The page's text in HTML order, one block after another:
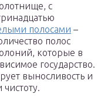
с
полосами –
полос
которые в
государство.
выносливость и